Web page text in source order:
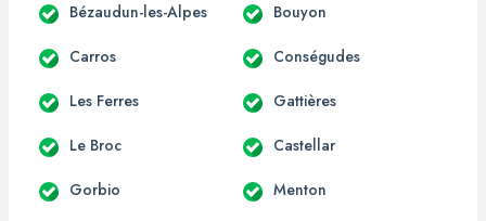
Bézaudun-les-Alpes Bouyon
Carros Conségudes
Les Ferres Gattières
Le Broc Castellar
Gorbio Menton